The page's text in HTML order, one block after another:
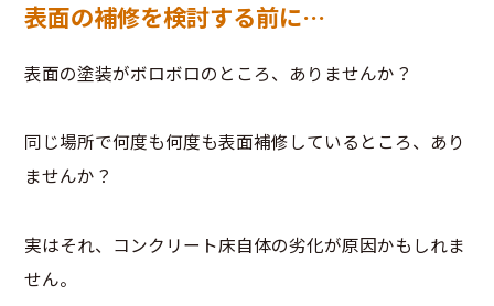
表面の補修を検討する前に…
表面の塗装がボロボロのところ、ありませんか？
同じ場所で何度も何度も表面補修しているところ、あり
ませんか？
実はそれ、コンクリート床自体の劣化が原因かもしれま
せん。